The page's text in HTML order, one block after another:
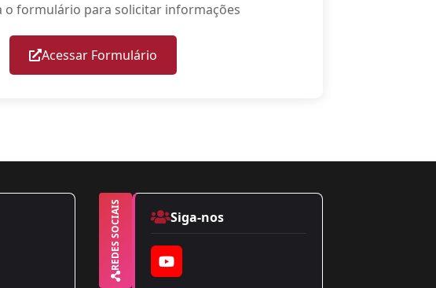
o formulário para solicitar informações
Acessar Formulário
REDES SOCIAIS Siga-nos
YouTube